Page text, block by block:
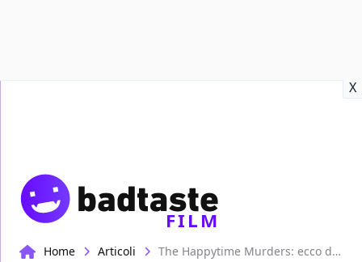
X
FILM
Home Articoli The Happytime Murders: ecco delle nuove immagini ufficiali del film di Brian Henson